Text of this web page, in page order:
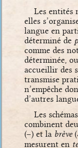
Les entités
elles
langue en
déterminé de
comme des
déterminée,
accueillir des
transmise
n’empêche
d’autres
Les
combinent
(–) et la brève
mesurent en